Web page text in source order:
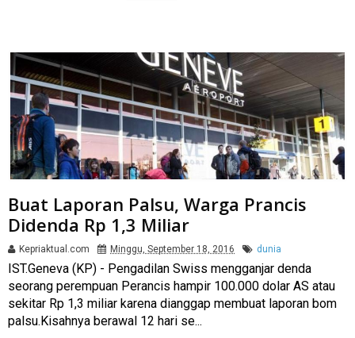
Buat Laporan Palsu, Warga Prancis
Didenda Rp 1,3 Miliar
Kepriaktual.com Minggu, September 18, 2016 dunia
IST.Geneva (KP) - Pengadilan Swiss mengganjar denda
seorang perempuan Perancis hampir 100.000 dolar AS atau
sekitar Rp 1,3 miliar karena dianggap membuat laporan bom
palsu.Kisahnya berawal 12 hari se...